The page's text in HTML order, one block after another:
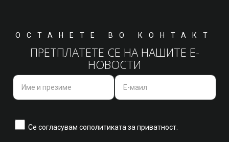
ОСТАНЕТЕ ВО КОНТАКТ
ПРЕТПЛАТЕТЕ СЕ НА НАШИТЕ Е-
НОВОСТИ
Се согласувам сополитиката за приватност.